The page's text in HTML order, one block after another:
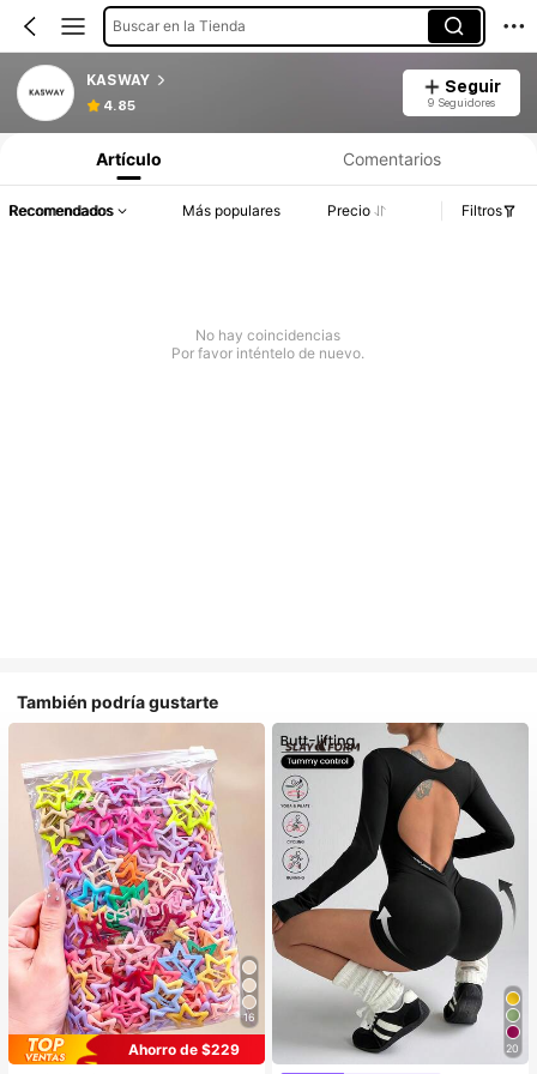
Buscar en la Tienda
KASWAY
4.85
Seguir
9 Seguidores
Artículo Comentarios
Recomendados Más populares Precio Filtros
No hay coincidencias
Por favor inténtelo de nuevo.
También podría gustarte
16
Ahorro de $229
#1 Más vendidos
en Casual Accesorios para el cabello de las mujere
20